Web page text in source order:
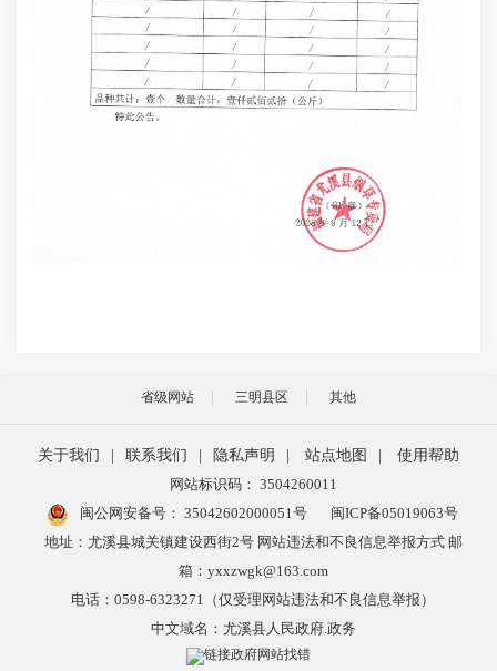
省级网站 三明县区 其他
关于我们 联系我们 隐私声明 站点地图
使用帮助
网站标识码： 3504260011
闽公网安备号： 35042602000051号
闽ICP备05019063号
地址：尤溪县城关镇建设西街2号 网站违法和不良信息举报方式 邮
箱：yxxzwgk@163.com
电话：0598-6323271（仅受理网站违法和不良信息举报）
中文域名：尤溪县人民政府.政务